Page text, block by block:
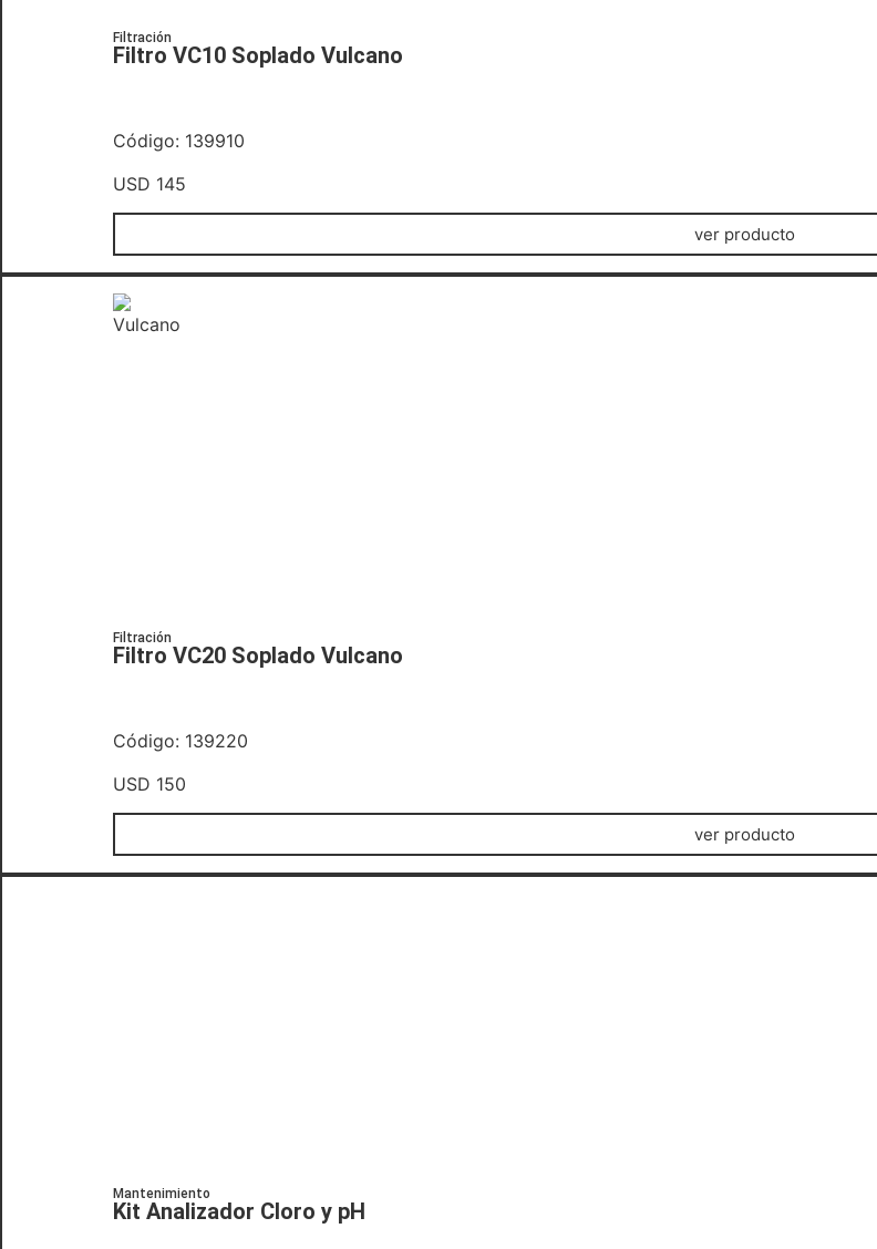
Filtración
Filtro VC10 Soplado Vulcano
Código: 139910
USD 145
ver producto
Filtración
Filtro VC20 Soplado Vulcano
Código: 139220
USD 150
ver producto
Mantenimiento
Kit Analizador Cloro y pH